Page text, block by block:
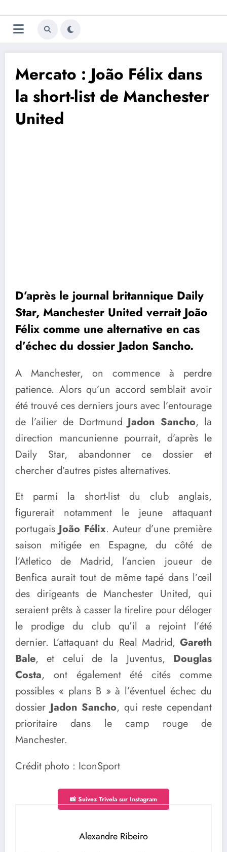
au
contenu
Trivela
L'actualité du football
Mercato : João Félix dans
la short-list de Manchester
United
D’après le journal britannique Daily
Star, Manchester United verrait João
Félix comme une alternative en cas
d’échec du dossier Jadon Sancho.
A Manchester, on commence à perdre
patience. Alors qu’un accord semblait avoir
été trouvé ces derniers jours avec l’entourage
de l’ailier de DortmundJadon Sancho, la
direction mancunienne pourrait, d’après le
Daily Star, abandonner ce dossier et
chercher d’autres pistes alternatives.
Et parmi la short-list du club anglais,
figurerait notamment le jeune attaquant
portugaisJoão Félix. Auteur d’une première
saison mitigée en Espagne, du côté de
l’Atletico de Madrid, l’ancien joueur de
Benfica aurait tout de même tapé dans l’œil
des dirigeants de Manchester United, qui
seraient prêts à casser la tirelire pour déloger
le prodige du club qu’il a rejoint l’été
dernier. L’attaquant du Real Madrid, Gareth
Bale, et celui de la Juventus, Douglas
Costa, ont également été cités comme
possibles « plans B » à l’éventuel échec du
dossierJadon Sancho, qui reste cependant
prioritaire dans le camp rouge de
Manchester.
Crédit photo : IconSport
📸 Suivez Trivela sur Instagram
Alexandre Ribeiro